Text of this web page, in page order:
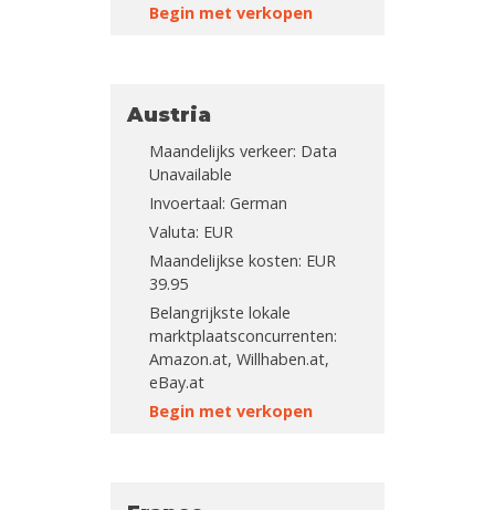
Begin met verkopen
Austria
Maandelijks verkeer: Data
Unavailable
Invoertaal: German
Valuta: EUR
Maandelijkse kosten: EUR
39.95
Belangrijkste lokale
marktplaatsconcurrenten:
Amazon.at, Willhaben.at,
eBay.at
Begin met verkopen